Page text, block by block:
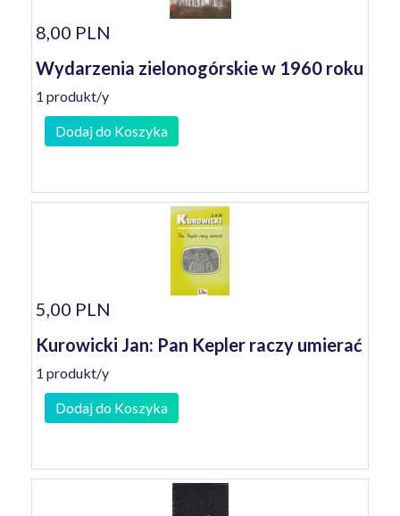
8,00 PLN
Wydarzenia zielonogórskie w 1960 roku
1 produkt/y
Dodaj do Koszyka
5,00 PLN
Kurowicki Jan: Pan Kepler raczy umierać
1 produkt/y
Dodaj do Koszyka